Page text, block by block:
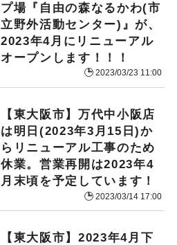
プ場『自由の森なるかわ(市
立野外活動センター)』が、
2023年4月にリニューアル
オープンします！！！
2023/03/23 11:00
【東大阪市】万代中小阪店
は明日(2023年3月15日)か
らリニューアル工事のため
休業。営業再開は2023年4
月末頃を予定しています！
2023/03/14 17:00
【東大阪市】2023年4月下